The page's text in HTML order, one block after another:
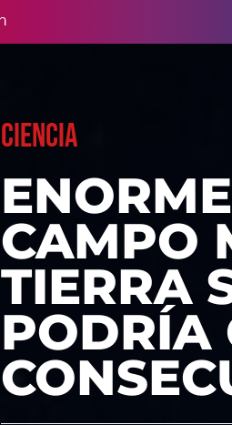
CIENCIA
CAMPO
TIERRA
PODRÍA